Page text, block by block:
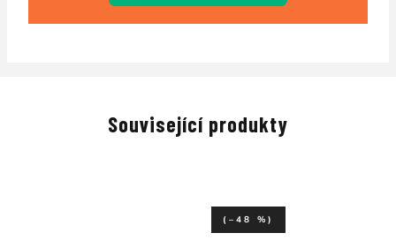
Související produkty
(–48 %)